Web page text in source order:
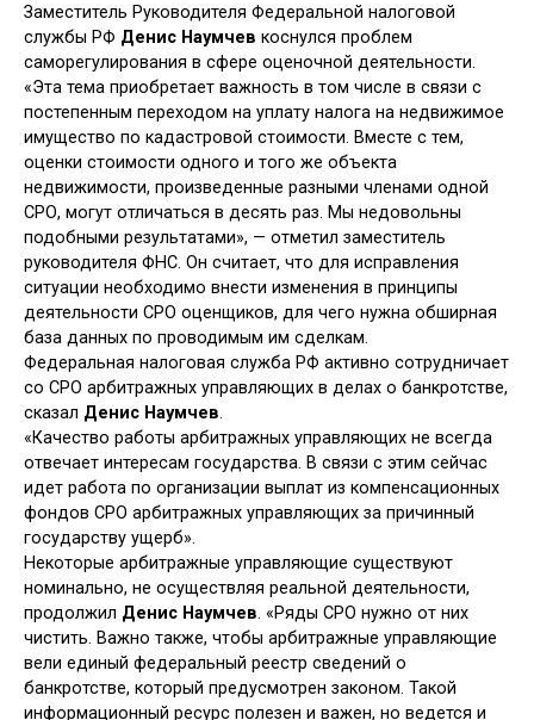
Заместитель Руководителя Федеральной налоговой
службы РФ Денис Наумчев коснулся проблем
саморегулирования в сфере оценочной деятельности.
«Эта тема приобретает важность в том числе в связи с
постепенным переходом на уплату налога на недвижимое
имущество по кадастровой стоимости. Вместе с тем,
оценки стоимости одного и того же объекта
недвижимости, произведенные разными членами одной
СРО, могут отличаться в десять раз. Мы недовольны
подобными результатами», — отметил заместитель
руководителя ФНС. Он считает, что для исправления
ситуации необходимо внести изменения в принципы
деятельности СРО оценщиков, для чего нужна обширная
база данных по проводимым им сделкам.
Федеральная налоговая служба РФ активно сотрудничает
со СРО арбитражных управляющих в делах о банкротстве,
сказал Денис Наумчев.
«Качество работы арбитражных управляющих не всегда
отвечает интересам государства. В связи с этим сейчас
идет работа по организации выплат из компенсационных
фондов СРО арбитражных управляющих за причинный
государству ущерб».
Некоторые арбитражные управляющие существуют
номинально, не осуществляя реальной деятельности,
продолжил Денис Наумчев. «Ряды СРО нужно от них
чистить. Важно также, чтобы арбитражные управляющие
вели единый федеральный реестр сведений о
банкротстве, который предусмотрен законом. Такой
информационный ресурс полезен и важен, но ведется и